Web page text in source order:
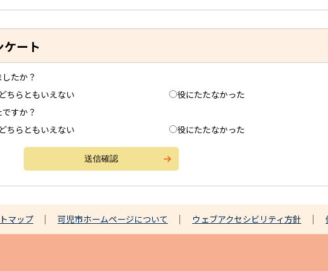
ート
たか？
どちらともいえない
役にたたなかった
すか？
どちらともいえない 役にたたなかった
マップ 可児市ホームページについて ウェブアクセシビリティ方針